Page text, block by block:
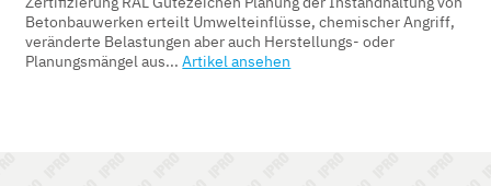
Betonbauwerken erteilt Umwelteinflüsse, chemischer Angriff,
veränderte Belastungen aber auch Herstellungs- oder
Planungsmängel aus...Artikel ansehen